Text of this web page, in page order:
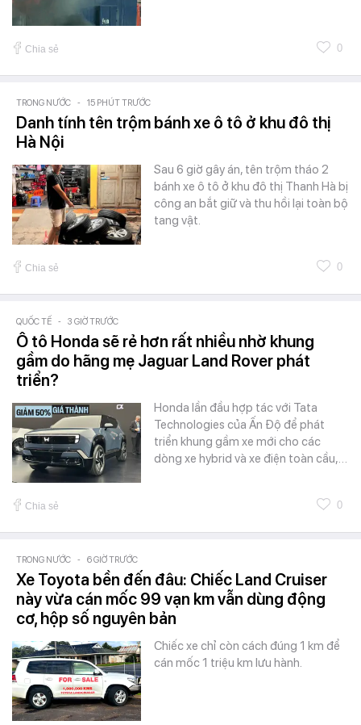
Chia sẻ 0
TRONG NƯỚC - 15 PHÚT TRƯỚC
Danh tính tên trộm bánh xe ô tô ở khu đô thị
Hà Nội
Sau 6 giờ gây án, tên trộm tháo 2
bánh xe ô tô ở khu đô thị Thanh Hà bị
công an bắt giữ và thu hồi lại toàn bộ
tang vật.
Chia sẻ 0
QUỐC TẾ - 3 GIỜ TRƯỚC
Ô tô Honda sẽ rẻ hơn rất nhiều nhờ khung
gầm do hãng mẹ Jaguar Land Rover phát
triển?
Honda lần đầu hợp tác với Tata
Technologies của Ấn Độ để phát
triển khung gầm xe mới cho các
dòng xe hybrid và xe điện toàn cầu,…
Chia sẻ 0
TRONG NƯỚC - 6 GIỜ TRƯỚC
Xe Toyota bền đến đâu: Chiếc Land Cruiser
này vừa cán mốc 99 vạn km vẫn dùng động
cơ, hộp số nguyên bản
Chiếc xe chỉ còn cách đúng 1 km để
cán mốc 1 triệu km lưu hành.